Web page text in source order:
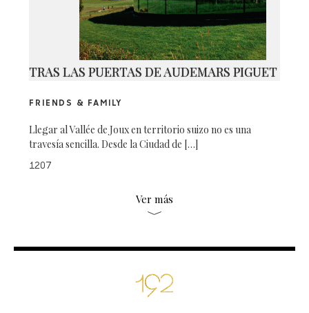
TRAS LAS PUERTAS DE AUDEMARS PIGUET
FRIENDS & FAMILY
Llegar al Vallée de Joux en territorio suizo no es una
travesía sencilla. Desde la Ciudad de […]
1207
Ver más